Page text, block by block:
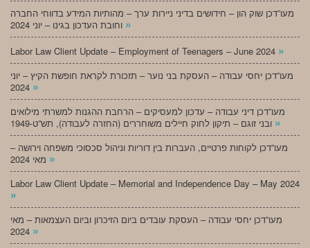
מעו”דכן שוק הון – חידושים בדיני ניירות ערך – מהותיות המידע בדווחי החברה
»
Labor Law Client Update – Employment of Teenagers – June 2024 »
מעו”דכן יחסי עבודה – העסקת בני נוער – תזכורת לקראת חופשת הקיץ – יוני
»
מעו”דכן דיני עבודה – עדכון למעסיקים – הרחבת ההגנות למשרתי מילואים
»
מעו”דכן לקוחות פרטיים, העברות בין דוריות וניהול סכסוכי משפחה וירושה –
»
Labor Law Client Update – Memorial and Independence Day – May 2024
»
מעו”דכן יחסי עבודה – העסקת עובדים ביום הזיכרון וביום העצמאות – מאי
»